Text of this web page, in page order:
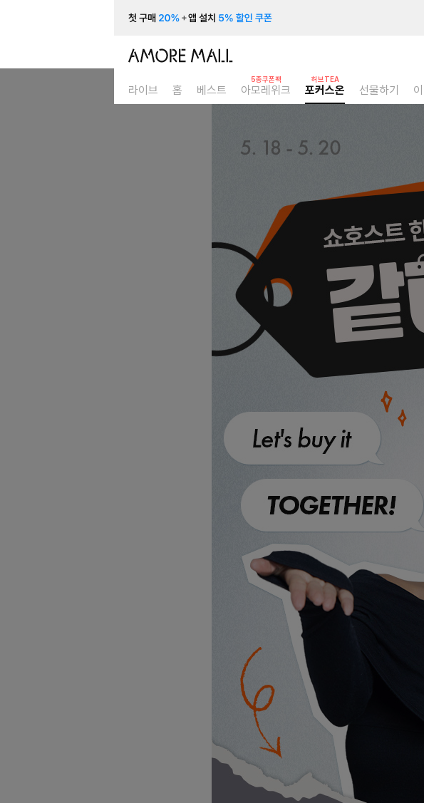
라이브 홈 베스트
5종쿠폰팩
아모레위크
허브TEA
포커스온 선물하기